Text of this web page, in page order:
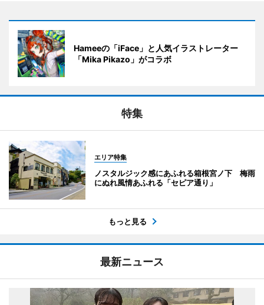
Hameeの「iFace」と人気イラストレーター
「Mika Pikazo」がコラボ
特集
エリア特集
ノスタルジック感にあふれる箱根宮ノ下 梅雨
にぬれ風情あふれる「セピア通り」
もっと見る
最新ニュース